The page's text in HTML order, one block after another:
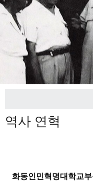
역사 연혁
화동인민혁명대학교